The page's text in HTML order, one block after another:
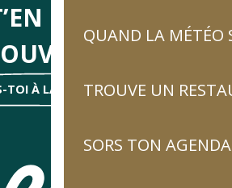
QUAND LA MÉTÉO
TROUVE UN
SORS TON AGENDA
DIRA DES
TOI À LA NEWSLETTER !